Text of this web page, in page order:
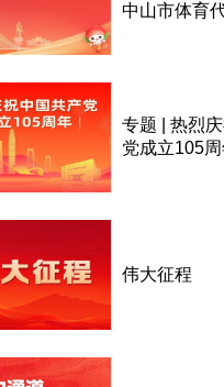
中山市体育
专题 | 热烈
党成立105
伟大征程